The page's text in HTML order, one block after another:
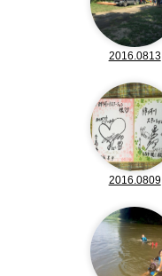
2016.0813
2016.0809